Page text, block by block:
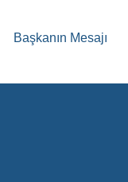
Başkanın Mesajı